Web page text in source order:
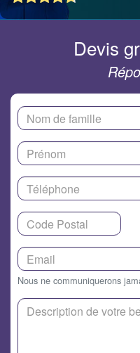
Devis
Nous ne communiquerons